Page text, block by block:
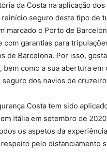
da Costa na aplicação
seguro deste tipo de
marcado o Porto de
com garantias para
de Barcelona. Por isso,
bem como a sua abertura
dos navios de
Costa tem sido
Itália em setembro de
os aspetos da
pelo distanciamento